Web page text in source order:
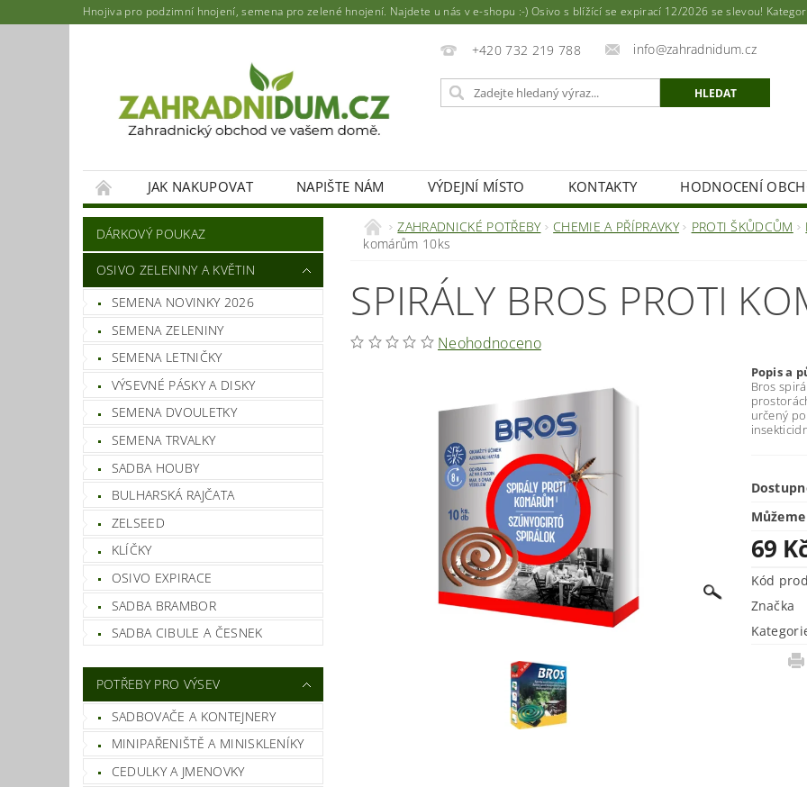
Hnojiva pro podzimní hnojení, semena pro zelené hnojení. Najdete u nás v e-shopu :-) Osivo s blížící se expirací 12/2026 se slevou! Kategorie
+420 732 219 788 info@zahradnidum.cz
JAK NAKUPOVAT NAPIŠTE NÁM VÝDEJNÍ MÍSTO KONTAKTY HODNOCENÍ
DÁRKOVÝ POUKAZ
OSIVO ZELENINY A KVĚTIN
SEMENA NOVINKY 2026
SEMENA ZELENINY
SEMENA LETNIČKY
VÝSEVNÉ PÁSKY A DISKY
SEMENA DVOULETKY
SEMENA TRVALKY
SADBA HOUBY
BULHARSKÁ RAJČATA
ZELSEED
KLÍČKY
OSIVO EXPIRACE
SADBA BRAMBOR
SADBA CIBULE A ČESNEK
POTŘEBY PRO VÝSEV
SADBOVAČE A KONTEJNERY
MINIPAŘENIŠTĚ A MINISKLENÍKY
CEDULKY A JMENOVKY
ZAHRADNICKÉ POTŘEBY CHEMIE A PŘÍPRAVKY PROTI ŠKŮDCŮM
komárům 10ks
SPIRÁLY BROS PROTI
Neohodnoceno
Popis a
Bros
určený
69
Kód
Značka